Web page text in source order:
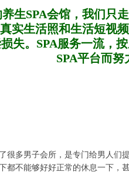
生SPA会馆，我们只
实生活照和生活短视
失。SPA服务一流，
SPA平台而努
很多男子会所，是专门给男人们
都不能够好好正常的休息一下，